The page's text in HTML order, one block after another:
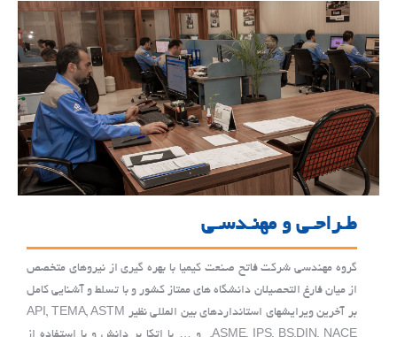
طـراحـی و مهنـدسـی
گروه مهندسی شرکت فاتح صنعت کیمیا با بهره گیری از نیروهای متخصص
از میان فارغ التحصیلان دانشگاه های ممتاز کشور و با تسلط و آشنایی کامل
بر آخرین ویرایشهای استانداردهای بین المللی نظیر API, TEMA, ASTM